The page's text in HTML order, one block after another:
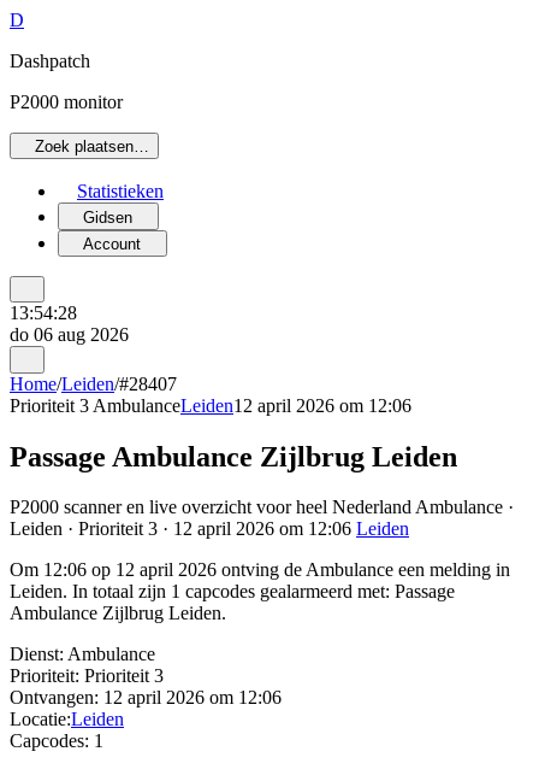
D
Dashpatch
P2000 monitor
Zoek plaatsen…
Statistieken
Gidsen
Account
13:54:28
do 06 aug 2026
Home/Leiden/#28407
Prioriteit 3 AmbulanceLeiden12 april 2026 om 12:06
Passage Ambulance Zijlbrug Leiden
P2000 scanner en live overzicht voor heel Nederland Ambulance ·
Leiden · Prioriteit 3 · 12 april 2026 om 12:06 Leiden
Om 12:06 op 12 april 2026 ontving de Ambulance een melding in
Leiden. In totaal zijn 1 capcodes gealarmeerd met: Passage
Ambulance Zijlbrug Leiden.
Dienst: Ambulance
Prioriteit: Prioriteit 3
Ontvangen: 12 april 2026 om 12:06
Locatie:Leiden
Capcodes: 1